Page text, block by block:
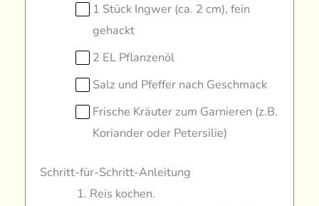
1 Stück Ingwer (ca. 2 cm), fein
gehackt
2 EL Pflanzenöl
Salz und Pfeffer nach Geschmack
Frische Kräuter zum Garnieren (z.B.
Koriander oder Petersilie)
Schritt-für-Schritt-Anleitung
Reis kochen.